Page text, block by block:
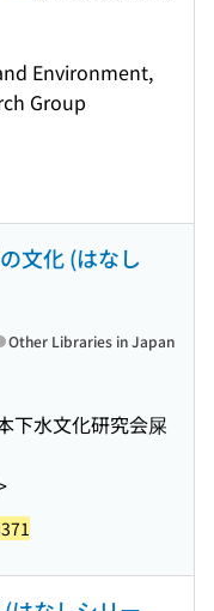
Environment,
Group
文化 (はなし
下水文化研究会屎
Other Libraries in Japan